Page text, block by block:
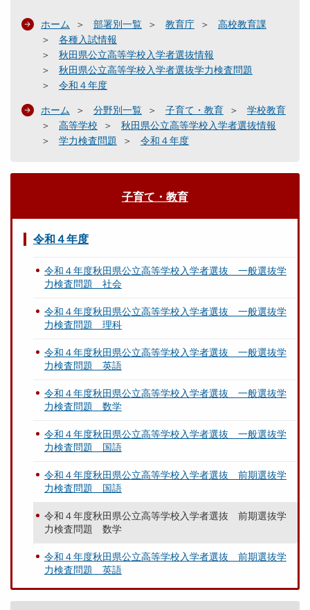
ホーム 部署別一覧 教育庁
高校教育課
各種入試情報
秋田県公立高等学校入学者選抜情報
秋田県公立高等学校入学者選抜学力検査問題
令和４年度
ホーム 分野別一覧 子育て・教育
学校教育
高等学校
秋田県公立高等学校入学者選抜情報
学力検査問題
令和４年度
子育て・教育
令和４年度
令和４年度秋田県公立高等学校入学者選抜 一般選抜学
力検査問題 社会
令和４年度秋田県公立高等学校入学者選抜 一般選抜学
力検査問題 理科
令和４年度秋田県公立高等学校入学者選抜 一般選抜学
力検査問題 英語
令和４年度秋田県公立高等学校入学者選抜 一般選抜学
力検査問題 数学
令和４年度秋田県公立高等学校入学者選抜 一般選抜学
力検査問題 国語
令和４年度秋田県公立高等学校入学者選抜 前期選抜学
力検査問題 国語
令和４年度秋田県公立高等学校入学者選抜 前期選抜学
力検査問題 数学
令和４年度秋田県公立高等学校入学者選抜 前期選抜学
力検査問題 英語